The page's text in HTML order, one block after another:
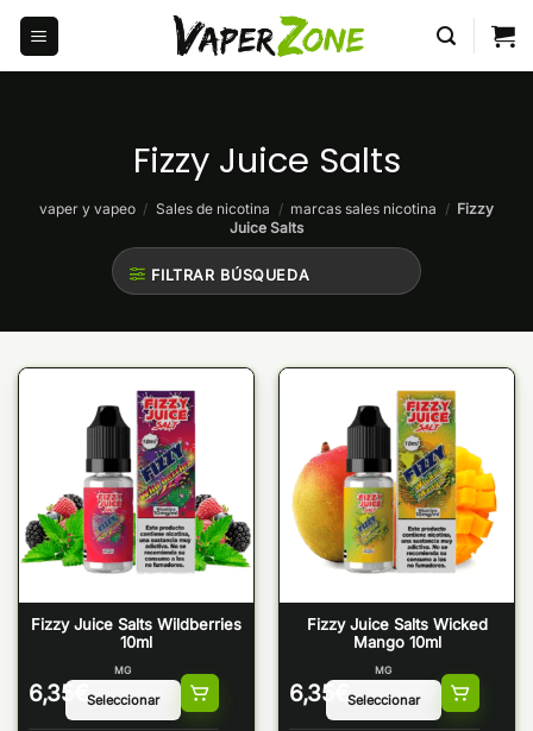
Saltar
contenido
Fizzy Juice Salts
vaper y vapeo / Sales de nicotina / marcas sales nicotina / Fizzy
Juice Salts
FILTRAR BÚSQUEDA
Fizzy Juice Salts Wildberries
10ml
6,35 €
MG
Fizzy Juice Salts Wicked
Mango 10ml
6,35 €
MG